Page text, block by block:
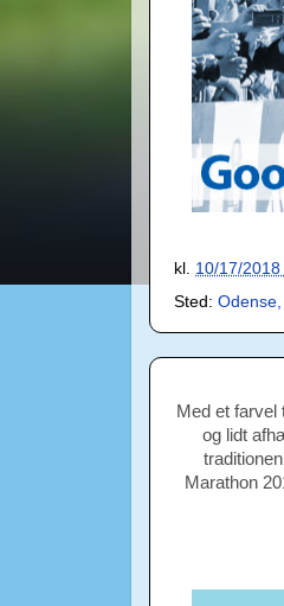
kl. 10/17/
Sted:
Med et
og lidt
Marathon